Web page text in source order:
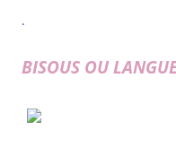
.
BISOUS OU